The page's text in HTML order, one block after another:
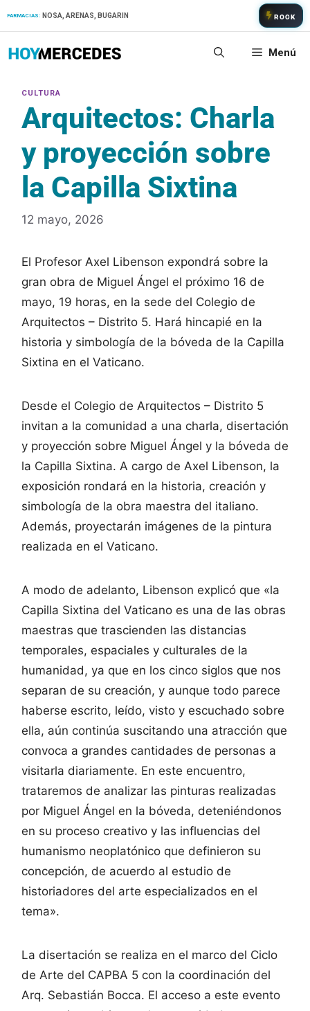
FARMACIAS: NOSA, ARENAS, BUGARIN ROCK
Menú
Arquitectos: Charla
y proyección sobre
la Capilla Sixtina
12 mayo, 2026
El Profesor Axel Libenson expondrá sobre la
gran obra de Miguel Ángel el próximo 16 de
mayo, 19 horas, en la sede del Colegio de
Arquitectos – Distrito 5. Hará hincapié en la
historia y simbología de la bóveda de la Capilla
Sixtina en el Vaticano.
Desde el Colegio de Arquitectos – Distrito 5
invitan a la comunidad a una charla, disertación
y proyección sobre Miguel Ángel y la bóveda de
la Capilla Sixtina. A cargo de Axel Libenson, la
exposición rondará en la historia, creación y
simbología de la obra maestra del italiano.
Además, proyectarán imágenes de la pintura
realizada en el Vaticano.
A modo de adelanto, Libenson explicó que «la
Capilla Sixtina del Vaticano es una de las obras
maestras que trascienden las distancias
temporales, espaciales y culturales de la
humanidad, ya que en los cinco siglos que nos
separan de su creación, y aunque todo parece
haberse escrito, leído, visto y escuchado sobre
ella, aún continúa suscitando una atracción que
convoca a grandes cantidades de personas a
visitarla diariamente. En este encuentro,
trataremos de analizar las pinturas realizadas
por Miguel Ángel en la bóveda, deteniéndonos
en su proceso creativo y las influencias del
humanismo neoplatónico que definieron su
concepción, de acuerdo al estudio de
historiadores del arte especializados en el
tema».
La disertación se realiza en el marco del Ciclo
de Arte del CAPBA 5 con la coordinación del
Arq. Sebastián Bocca. El acceso a este evento